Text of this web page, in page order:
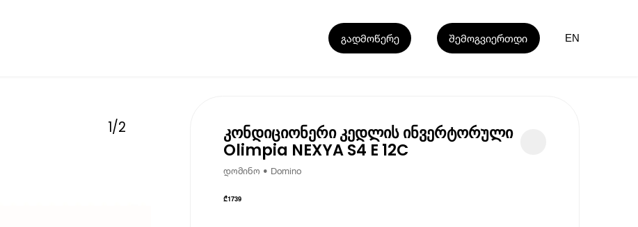
გადმოწერე შემოგვიერთდი EN
1/2 კონდიციონერი კედლის ინვერტორული
Olimpia NEXYA S4 E 12C
დომინო • Domino
₾1739